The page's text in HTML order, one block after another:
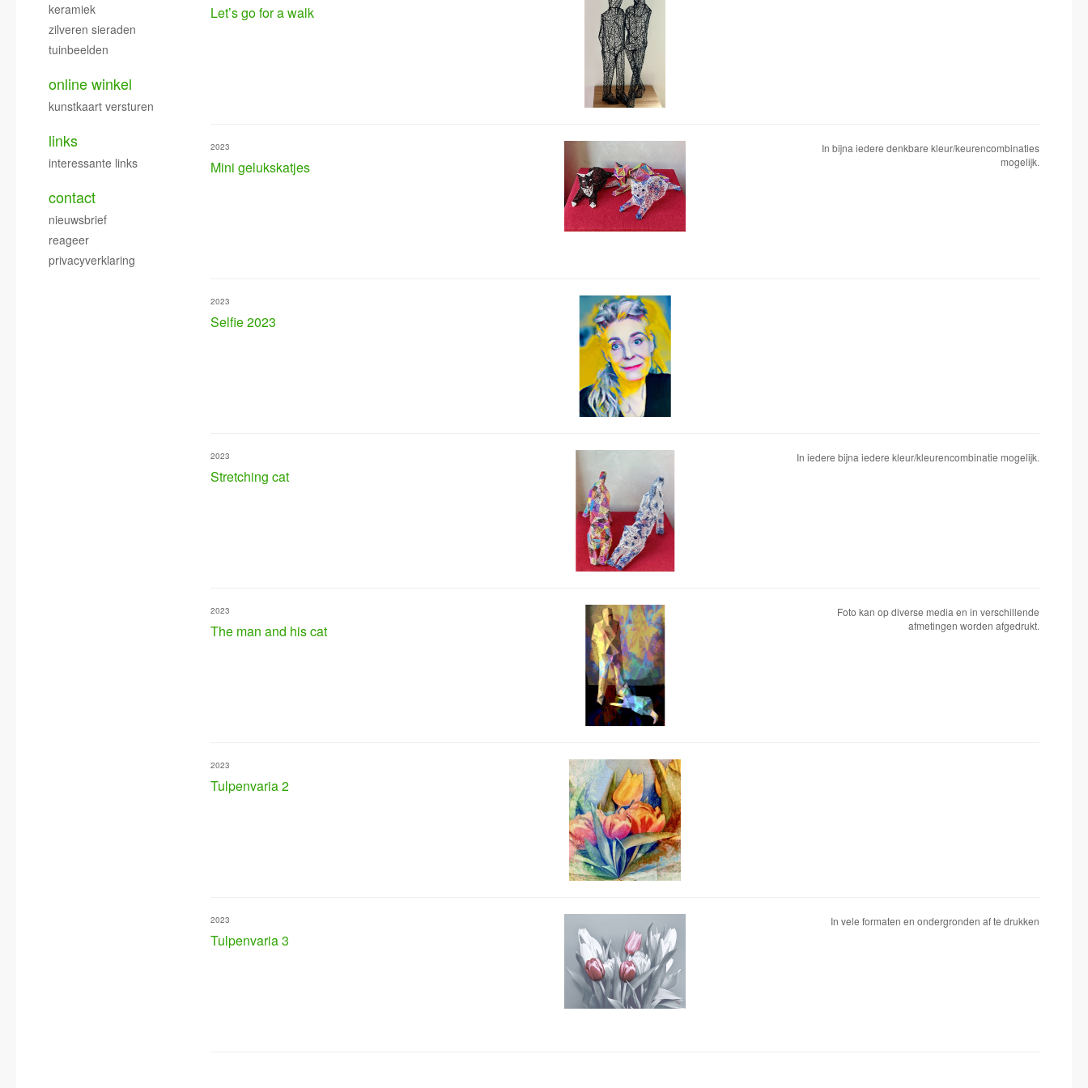
Let’s go for a walk
Mini gelukskatjes
2023
In bijna iedere denkbare kleur/keurencombinaties
mogelijk.
Selfie 2023
2023
Stretching cat
2023 In iedere bijna iedere kleur/kleurencombinatie mogelijk.
The man and his cat
2023
Foto kan op diverse media en in verschillende
afmetingen worden afgedrukt.
Tulpenvaria 2
2023
Tulpenvaria 3
2023 In vele formaten en ondergronden af te drukken
keramiek
zilveren sieraden
tuinbeelden
online winkel
kunstkaart versturen
links
interessante links
contact
nieuwsbrief
reageer
privacyverklaring